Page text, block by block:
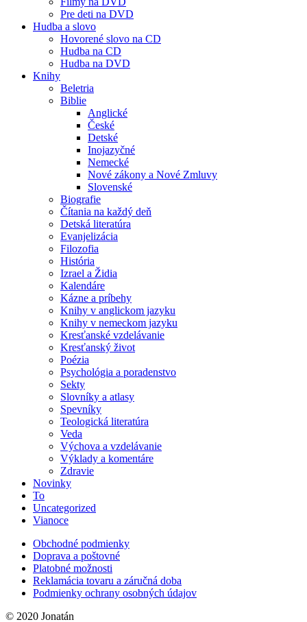
Pre deti na DVD
Hudba a slovo
Hovorené slovo na CD
Hudba na CD
Hudba na DVD
Knihy
Beletria
Biblie
Anglické
České
Detské
Inojazyčné
Nemecké
Nové zákony a Nové Zmluvy
Slovenské
Biografie
Čítania na každý deň
Detská literatúra
Evanjelizácia
Filozofia
História
Izrael a Židia
Kalendáre
Kázne a príbehy
Knihy v anglickom jazyku
Knihy v nemeckom jazyku
Kresťanské vzdelávanie
Kresťanský život
Poézia
Psychológia a poradenstvo
Sekty
Slovníky a atlasy
Spevníky
Teologická literatúra
Veda
Výchova a vzdelávanie
Výklady a komentáre
Zdravie
Novinky
To
Uncategorized
Vianoce
Obchodné podmienky
Doprava a poštovné
Platobné možnosti
Reklamácia tovaru a záručná doba
Podmienky ochrany osobných údajov
© 2020 Jonatán